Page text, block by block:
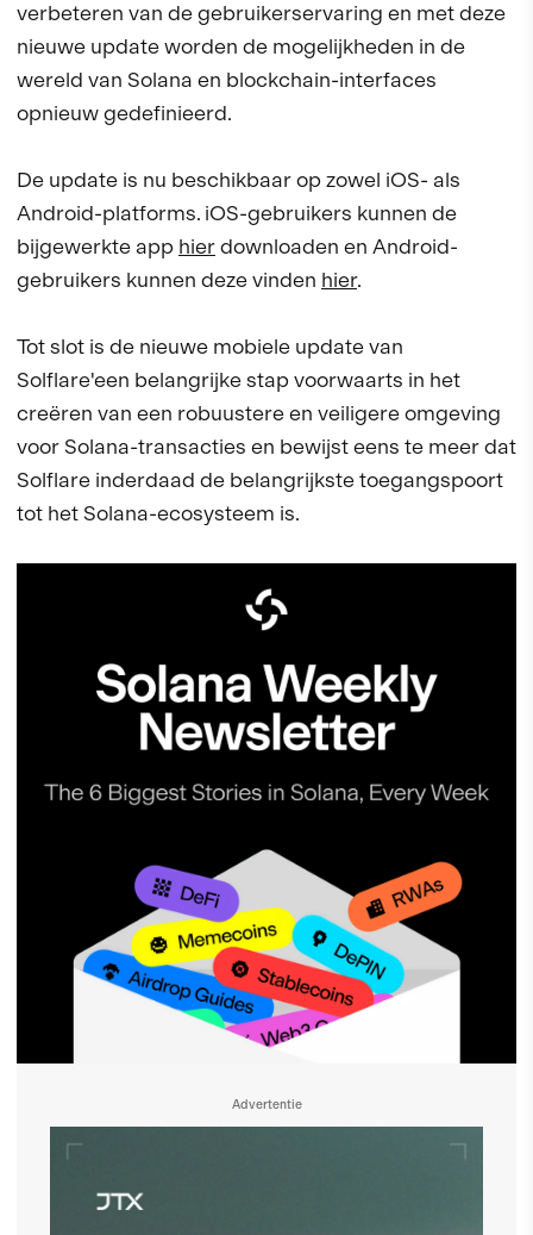
verbeteren van de gebruikerservaring en met deze
nieuwe update worden de mogelijkheden in de
wereld van Solana en blockchain-interfaces
opnieuw gedefinieerd.
De update is nu beschikbaar op zowel iOS- als
Android-platforms. iOS-gebruikers kunnen de
bijgewerkte app hierdownloaden en Android-
gebruikers kunnen deze vinden hier.
Tot slot is de nieuwe mobiele update van
Solflare'een belangrijke stap voorwaarts in het
creëren van een robuustere en veiligere omgeving
voor Solana-transacties en bewijst eens te meer dat
Solflare inderdaad de belangrijkste toegangspoort
tot het Solana-ecosysteem is.
Advertentie